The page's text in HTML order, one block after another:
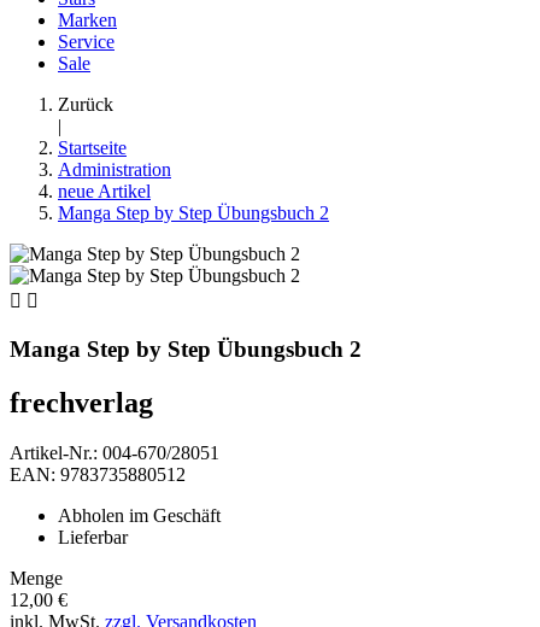
Marken
Service
Sale
Zurück
|
Startseite
Administration
neue Artikel
Manga Step by Step Übungsbuch 2
 
Manga Step by Step Übungsbuch 2
frechverlag
Artikel-Nr.: 004-670/28051
EAN: 9783735880512
Abholen im Geschäft
Lieferbar
Menge
12,00 €
inkl. MwSt. zzgl. Versandkosten